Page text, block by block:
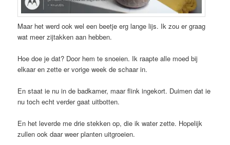
Maar het werd ook wel een beetje erg lange lijs. Ik zou er graag
wat meer zijtakken aan hebben.
Hoe doe je dat? Door hem te snoeien. Ik raapte alle moed bij
elkaar en zette er vorige week de schaar in.
En staat ie nu in de badkamer, maar flink ingekort. Duimen dat ie
nu toch echt verder gaat uitbotten.
En het leverde me drie stekken op, die ik water zette. Hopelijk
zullen ook daar weer planten uitgroeien.